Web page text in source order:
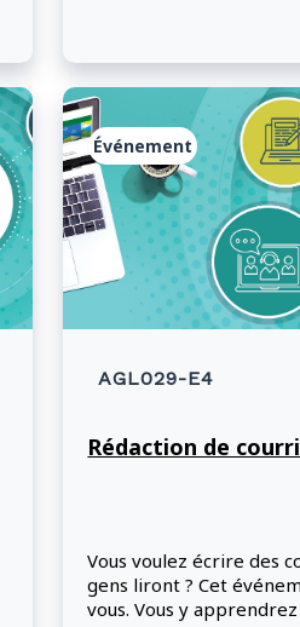
Événement
AGL029-E4
Rédaction de
Vous voulez écrire des
gens liront ? Cet
vous. Vous y